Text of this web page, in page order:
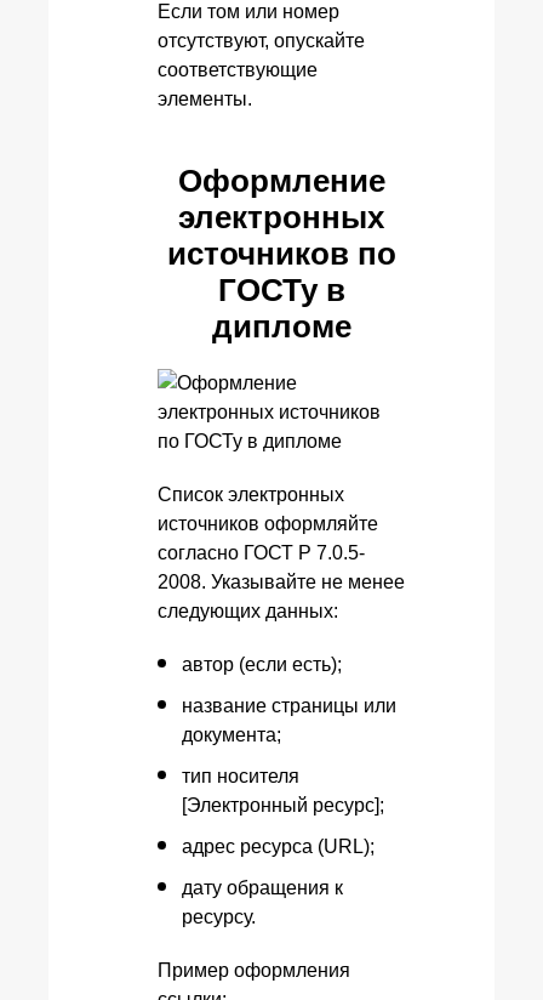
Если том или номер
отсутствуют, опускайте
соответствующие
элементы.
Оформление
электронных
источников по
ГОСТу в
дипломе
Список электронных
источников оформляйте
согласно ГОСТ Р 7.0.5-
2008. Указывайте не менее
следующих данных:
автор (если есть);
название страницы или
документа;
тип носителя
[Электронный ресурс];
адрес ресурса (URL);
дату обращения к
ресурсу.
Пример оформления